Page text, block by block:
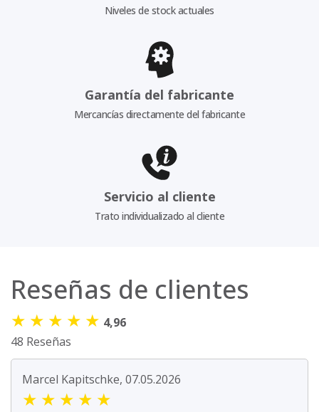
Niveles de stock actuales
Garantía del fabricante
Mercancías directamente del fabricante
Servicio al cliente
Trato individualizado al cliente
Reseñas de clientes
★ ★ ★ ★ ★ 4,96
48 Reseñas
Marcel Kapitschke, 07.05.2026
★ ★ ★ ★ ★